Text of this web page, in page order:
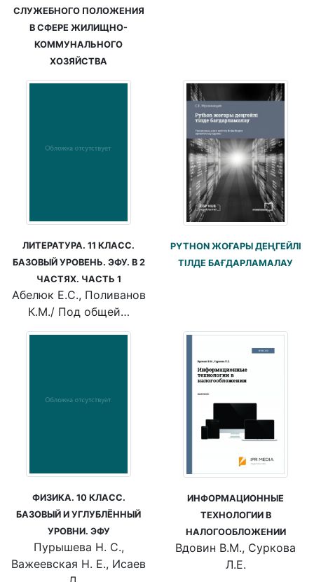
СЛУЖЕБНОГО ПОЛОЖЕНИЯ
В СФЕРЕ ЖИЛИЩНО-
КОММУНАЛЬНОГО
ХОЗЯЙСТВА
ЛИТЕРАТУРА. 11 КЛАСС.
БАЗОВЫЙ УРОВЕНЬ. ЭФУ. В 2
ЧАСТЯХ. ЧАСТЬ 1
Абелюк Е.С., Поливанов
К.М./ Под общей…
PYTHON ЖОҒАРЫ ДЕҢГЕЙЛІ
ТІЛДЕ БАҒДАРЛАМАЛАУ
ФИЗИКА. 10 КЛАСС.
БАЗОВЫЙ И УГЛУБЛЁННЫЙ
УРОВНИ. ЭФУ
Пурышева Н. С.,
Важеевская Н. Е., Исаев
ИНФОРМАЦИОННЫЕ
ТЕХНОЛОГИИ В
НАЛОГООБЛОЖЕНИИ
Вдовин В.М., Суркова
Л.Е.